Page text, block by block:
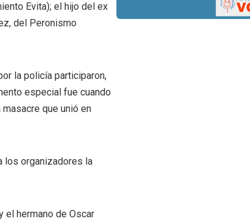
Evita); el hijo del ex
del Peronismo
la policía participaron,
especial fue cuando
que unió en
los organizadores la
el hermano de Oscar